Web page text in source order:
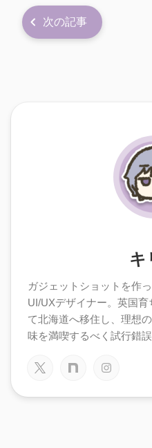
次の記事
キ
ガジェットショットを作
UI/UXデザイナー。英国
て北海道へ移住し、理想
味を満喫するべく試行錯誤